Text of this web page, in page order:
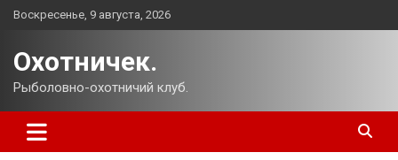
Перейти
Воскресенье, 9 августа, 2026
Охотничек.
Рыболовно-охотничий клуб.